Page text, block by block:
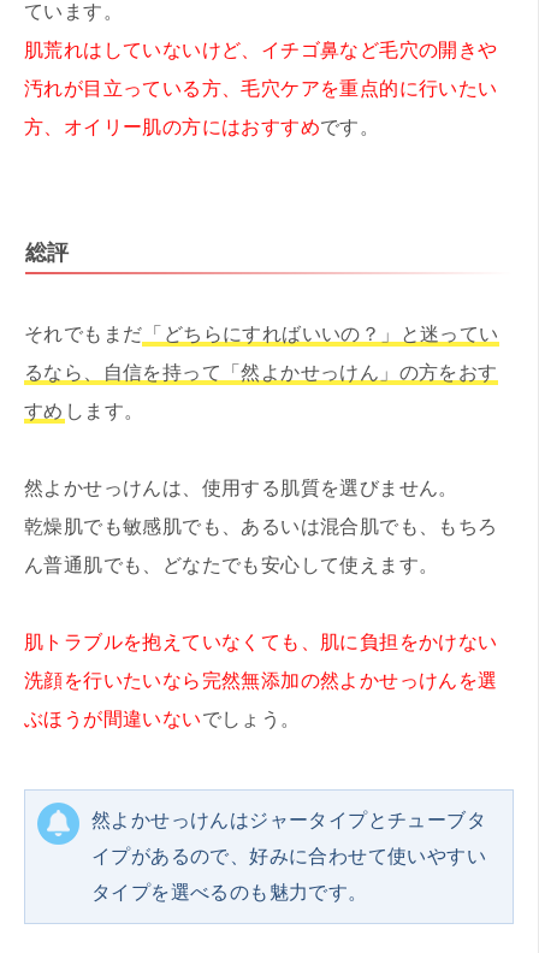
ています。
肌荒れはしていないけど、イチゴ鼻など毛穴の開きや
汚れが目立っている方、毛穴ケアを重点的に行いたい
方、オイリー肌の方にはおすすめです。
総評
それでもまだ 「どちらにすればいいの？」と迷ってい
るなら、自信を持って「然よかせっけん」の方をおす
すめ します。
然よかせっけんは、使用する肌質を選びません。
乾燥肌でも敏感肌でも、あるいは混合肌でも、もちろ
ん普通肌でも、どなたでも安心して使えます。
肌トラブルを抱えていなくても、肌に負担をかけない
洗顔を行いたいなら完然無添加の然よかせっけんを選
ぶほうが間違いないでしょう。
然よかせっけんはジャータイプとチューブタ
イプがあるので、好みに合わせて使いやすい
タイプを選べるのも魅力です。